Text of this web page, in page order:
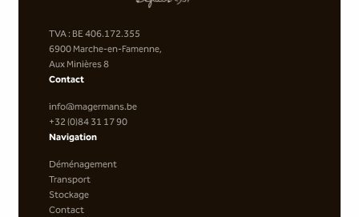
TVA : BE 406.172.355
6900 Marche-en-Famenne,
Aux Minières 8
Contact
info@magermans.be
+32 (0)84 31 17 90
Navigation
Déménagement
Transport
Stockage
Contact